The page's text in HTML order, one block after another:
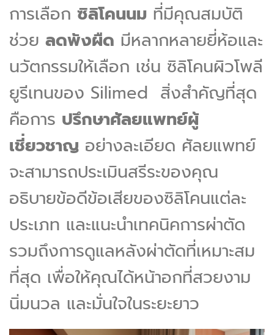
การเลือก ซิลิโคนนม ที่มีคุณสมบัติ
ช่วย ลดพังผืด มีหลากหลายยี่ห้อและ
นวัตกรรมให้เลือก เช่น ซิลิโคนผิวโพลี
ยูรีเทนของ Silimed สิ่งสำคัญที่สุด
คือการ ปรึกษาศัลยแพทย์ผู้
เชี่ยวชาญ อย่างละเอียด ศัลยแพทย์
จะสามารถประเมินสรีระของคุณ
อธิบายข้อดีข้อเสียของซิลิโคนแต่ละ
ประเภท และแนะนำเทคนิคการผ่าตัด
รวมถึงการดูแลหลังผ่าตัดที่เหมาะสม
ที่สุด เพื่อให้คุณได้หน้าอกที่สวยงาม
นิ่มนวล และมั่นใจในระยะยาว